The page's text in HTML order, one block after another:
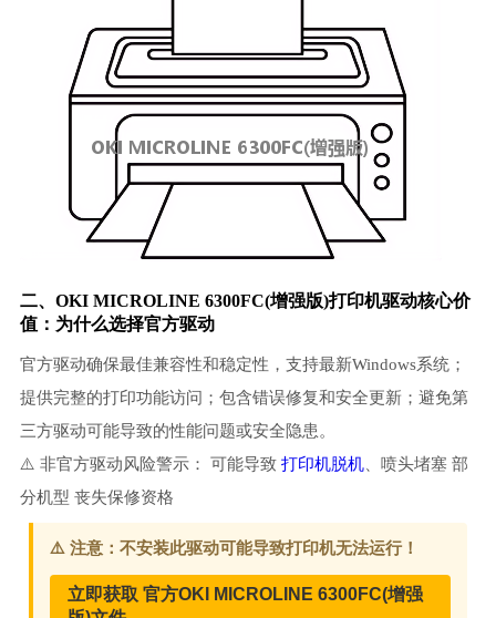
二、OKI MICROLINE 6300FC(增强版)打印机驱动核心价
值：为什么选择官方驱动
官方驱动确保最佳兼容性和稳定性，支持最新Windows系统；
提供完整的打印功能访问；包含错误修复和安全更新；避免第
三方驱动可能导致的性能问题或安全隐患。
⚠️ 非官方驱动风险警示： 可能导致 打印机脱机、喷头堵塞 部
分机型 丧失保修资格